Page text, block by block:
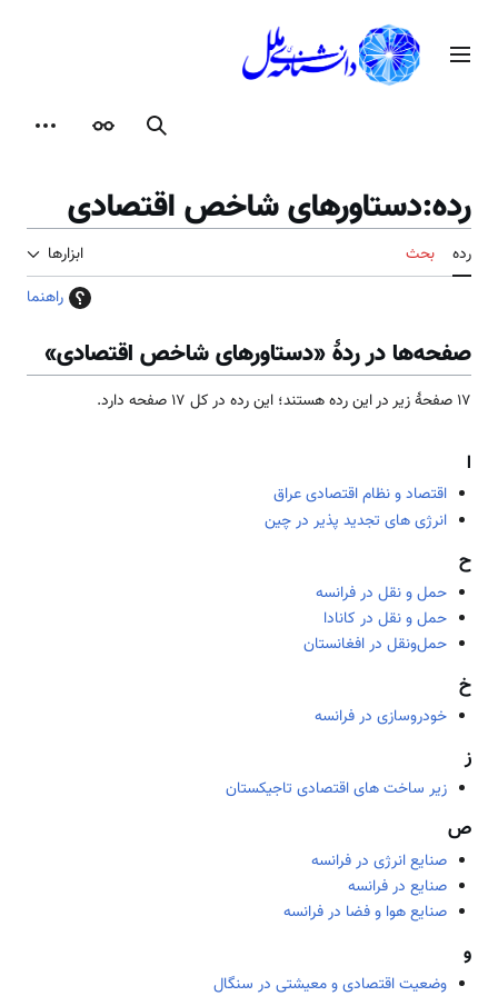
محتوامنوی اصلی
جستجوظاهر
رده:دستاورهای شاخص اقتصادی
رده بحث
ابزارها
راهنما
صفحه‌ها در ردهٔ «دستاورهای شاخص اقتصادی»
۱۷ صفحۀ زیر در این رده هستند؛ این رده در کل ۱۷ صفحه دارد.
ا
اقتصاد و نظام اقتصادی عراق
انرژی های تجدید پذیر در چین
ح
حمل و نقل در فرانسه
حمل و نقل در کانادا
حمل‌ونقل در افغانستان
خ
خودروسازی در فرانسه
ز
زیر ساخت­ های اقتصادی تاجیکستان
ص
صنایع انرژی در فرانسه
صنایع در فرانسه
صنایع هوا و فضا در فرانسه
و
وضعیت اقتصادی و معیشتی در سنگال